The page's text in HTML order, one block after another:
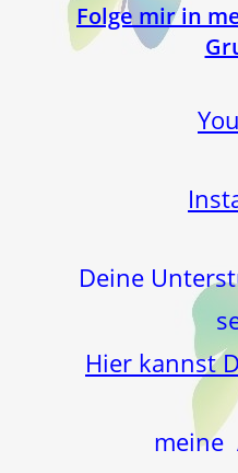
Folge mir in
Deine
Hier kannst
meine